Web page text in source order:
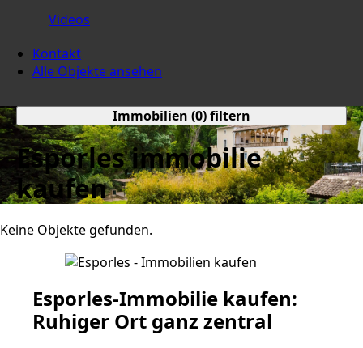
Videos
Kontakt
Alle Objekte ansehen
Immobilien (0) filtern
Esporles immobilie
kaufen
Keine Objekte gefunden.
Esporles-Immobilie kaufen:
Ruhiger Ort ganz zentral